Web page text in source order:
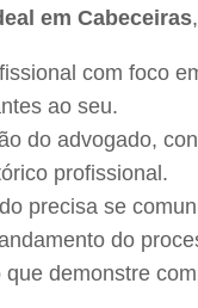
em Cabeceiras
com foco
ao seu.
do advogado,
profissional.
precisa se
do
demonstre